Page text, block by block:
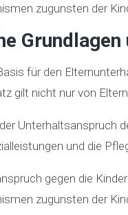
zugunsten der
für den
gilt nicht nur von
Unterhaltsanspruch
und die
gegen die
zugunsten der